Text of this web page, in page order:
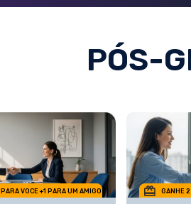
PÓS-
VOCE +1 PARA UM AMIGO GANHE